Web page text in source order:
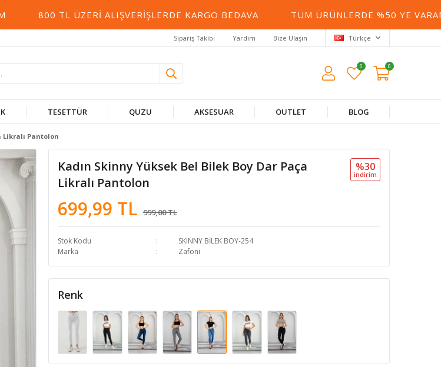
800 TL ÜZERI ALIŞVERIŞLERDE KARGO BEDAVA TÜM ÜRÜNLERDE %50 YE VARAN
Sipariş Takibi Yardım Bize Ulaşın Türkçe
0 0
TESETTÜR QUZU AKSESUAR OUTLET BLOG
Likralı Pantolon
Kadın Skinny Yüksek Bel Bilek Boy Dar Paça
Likralı Pantolon
699,99 TL 999,00 TL
%30
i̇ndi̇ri̇m
Stok Kodu
SKINNY BİLEK BOY-254
Marka
Zafoni
Renk